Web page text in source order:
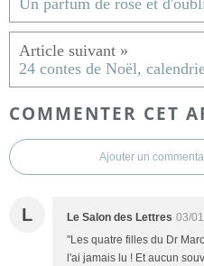
Un parfum de rose et
24 contes de Noël,
COMMENTER CET
Ajouter un
L Le Salon des Lettres 03/
"Les quatre filles du Dr
l'ai jamais lu ! Et aucun